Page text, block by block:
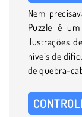
Nem
Puzzle é
ilustrações
níveis de
de quebra-